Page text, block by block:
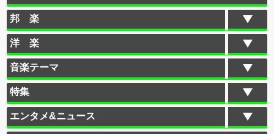
邦 楽
洋 楽
音楽テーマ
特集
エンタメ&ニュース